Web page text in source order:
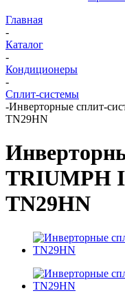
Главная
-
Каталог
-
Кондиционеры
-
Сплит-системы
-Инверторные сплит-
TN29HN
TRIUMPH
TN29HN